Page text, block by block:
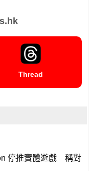
Thread
停推實體遊戲 稱對